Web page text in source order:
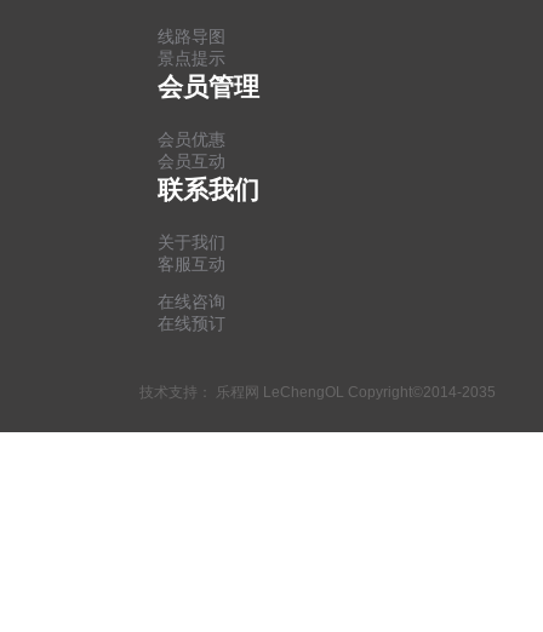
线路导图
景点提示
会员管理
会员优惠
会员互动
联系我们
关于我们
客服互动
在线咨询
在线预订
技术支持： 乐程网 LeChengOL Copyright©2014-2035